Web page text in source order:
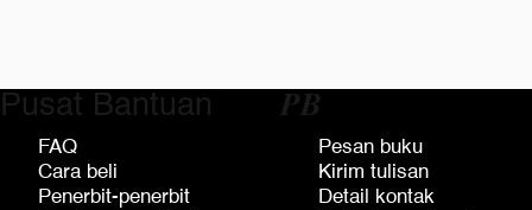
Pusat Bantuan
FAQ
Cara beli
Penerbit-penerbit
𝑷𝑩
Pesan buku
Kirim tulisan
Detail kontak